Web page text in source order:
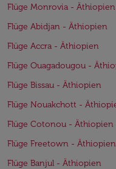
Flüge Monrovia - Äthiopien
Flüge Abidjan - Äthiopien
Flüge Accra - Äthiopien
Flüge Ouagadougou -
Flüge Bissau - Äthiopien
Flüge Nouakchott -
Flüge Cotonou - Äthiopien
Flüge Freetown - Äthiopien
Flüge Banjul - Äthiopien